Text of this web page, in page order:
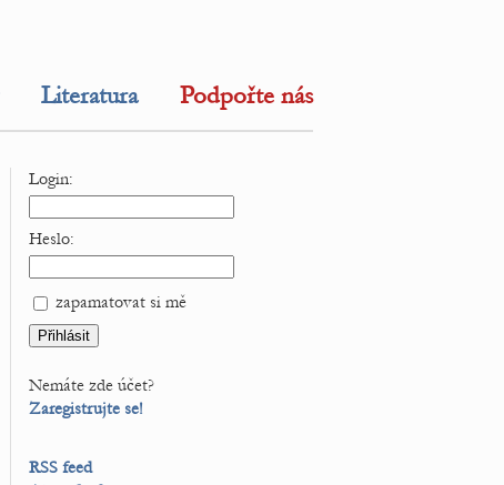
Literatura Podpořte nás
Login:
Heslo:
zapamatovat si mě
Nemáte zde účet?
Zaregistrujte se!
RSS feed